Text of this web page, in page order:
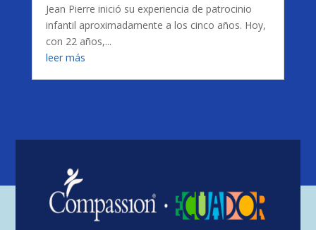
Jean Pierre inició su experiencia de patrocinio
infantil aproximadamente a los cinco años. Hoy,
con 22 años,...
leer más